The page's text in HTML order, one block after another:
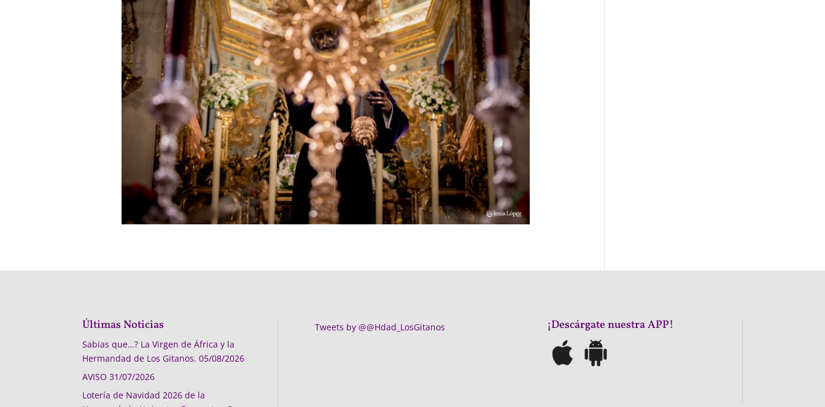
Últimas Noticias
Sabias que…? La Virgen de África y la
Hermandad de Los Gitanos. 05/08/2026
AVISO 31/07/2026
Lotería de Navidad 2026 de la
Tweets by @@Hdad_LosGitanos ¡Descárgate nuestra APP!